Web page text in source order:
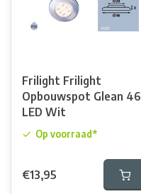
Frilight Frilight
Opbouwspot Glean 46
LED Wit
Op voorraad*
€13,95